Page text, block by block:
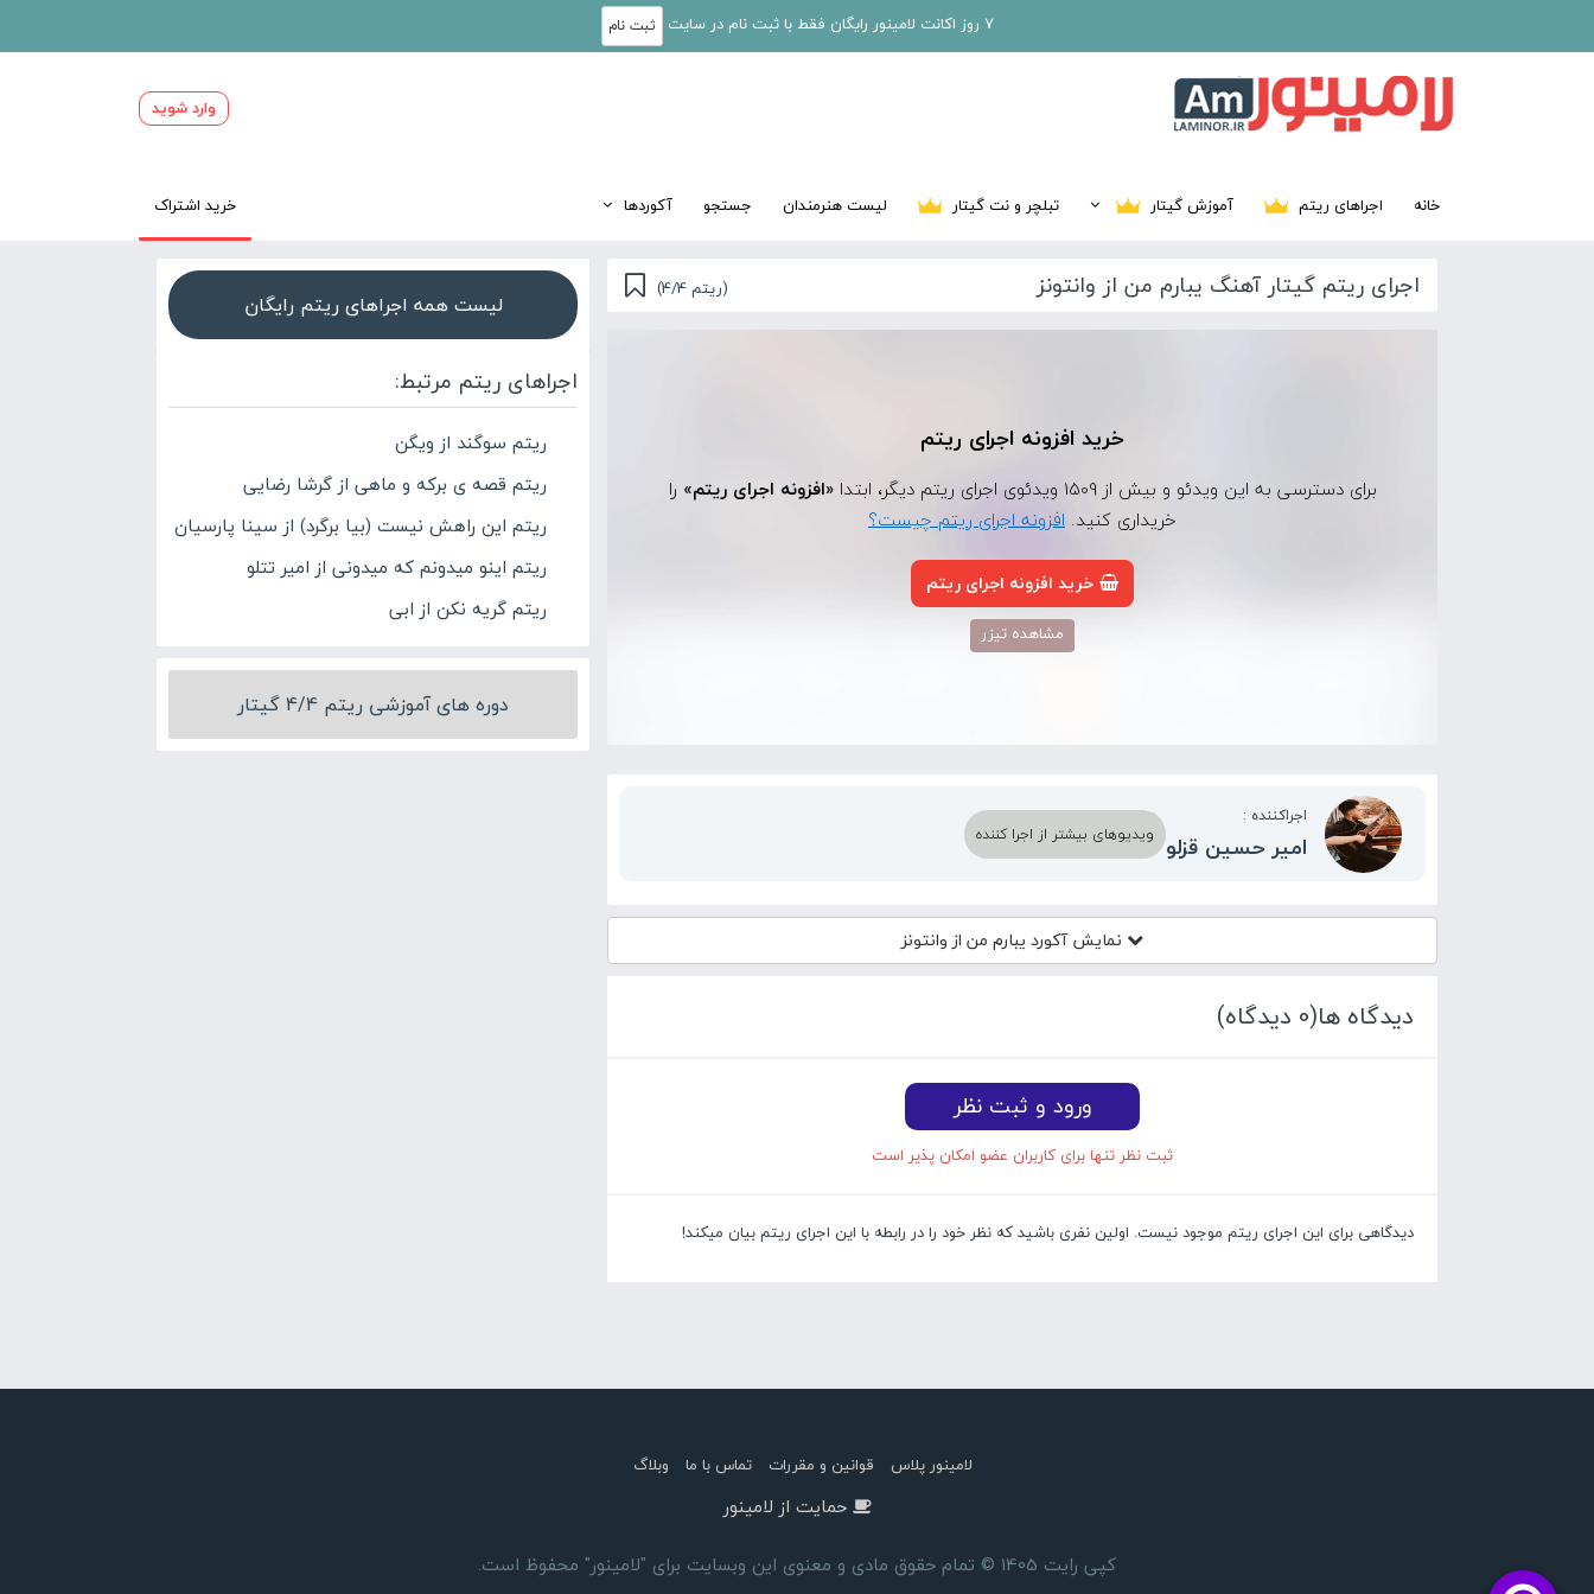
7 روز اکانت لامینور رایگان فقط با ثبت نام در سایت ثبت نام
وارد شوید
خانه اجراهای ریتم آموزش گیتار تبلچر و نت گیتار لیست هنرمندان جستجو آکوردها خرید اشتراک
اجرای ریتم گیتار آهنگ یبارم من از وانتونز (ریتم 4/4)
خرید افزونه اجرای ریتم
برای دسترسی به این ویدئو و بیش از 1509 ویدئوی اجرای ریتم دیگر، ابتدا «افزونه اجرای ریتم» را
خریداری کنید. افزونه اجرای ریتم چیست؟
خرید افزونه اجرای ریتم
مشاهده تیزر
اجراکننده :
امیر حسین قزلو ویدیوهای بیشتر از اجرا کننده
نمایش آکورد یبارم من از وانتونز
دیدگاه ها(0 دیدگاه)
ورود و ثبت نظر
ثبت نظر تنها برای کاربران عضو امکان پذیر است
دیدگاهی برای این اجرای ریتم موجود نیست. اولین نفری باشید که نظر خود را در رابطه با این اجرای ریتم بیان میکند!
لیست همه اجراهای ریتم رایگان
اجراهای ریتم مرتبط:
ریتم سوگند از ویگن
ریتم قصه ی برکه و ماهی از گرشا رضایی
ریتم این راهش نیست (بیا برگرد) از سینا پارسیان
ریتم اینو میدونم که میدونی از امیر تتلو
ریتم گریه نکن از ابی
دوره های آموزشی ریتم 4/4 گیتار
لامینور پلاس قوانین و مقررات تماس با ما وبلاگ
حمایت از لامینور
کپی رایت 1405 © تمام حقوق مادی و معنوی این وبسایت برای "لامینور" محفوظ است.